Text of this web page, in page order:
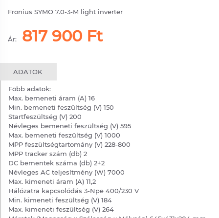
Fronius SYMO 7.0-3-M light inverter
Ár: 817 900 Ft
ADATOK
Főbb adatok:
Max. bemeneti áram (A) 16
Min. bemeneti feszültség (V) 150
Startfeszültség (V) 200
Névleges bemeneti feszültség (V) 595
Max. bemeneti feszültség (V) 1000
MPP feszültségtartomány (V) 228-800
MPP tracker szám (db) 2
DC bementek száma (db) 2+2
Névleges AC teljesítmény (W) 7000
Max. kimeneti áram (A) 11,2
Hálózatra kapcsolódás 3-Npe 400/230 V
Min. kimeneti feszültség (V) 184
Max. kimeneti feszültség (V) 264